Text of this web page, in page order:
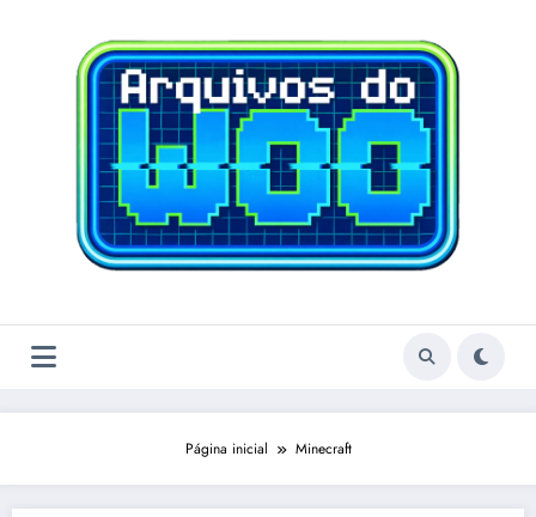
Página inicial Minecraft